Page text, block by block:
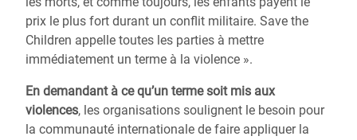
prix le plus fort durant un conflit militaire. Save the
Children appelle toutes les parties à mettre
immédiatement un terme à la violence ».
En demandant à ce qu’un terme soit mis aux
violences, les organisations soulignent le besoin pour
la communauté internationale de faire appliquer la